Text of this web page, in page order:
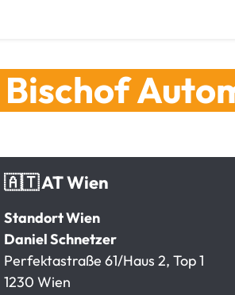
Bischof
🇦🇹 AT Wien
Standort Wien
Daniel Schnetzer
Perfektastraße 61/Haus 2, Top 1
1230 Wien